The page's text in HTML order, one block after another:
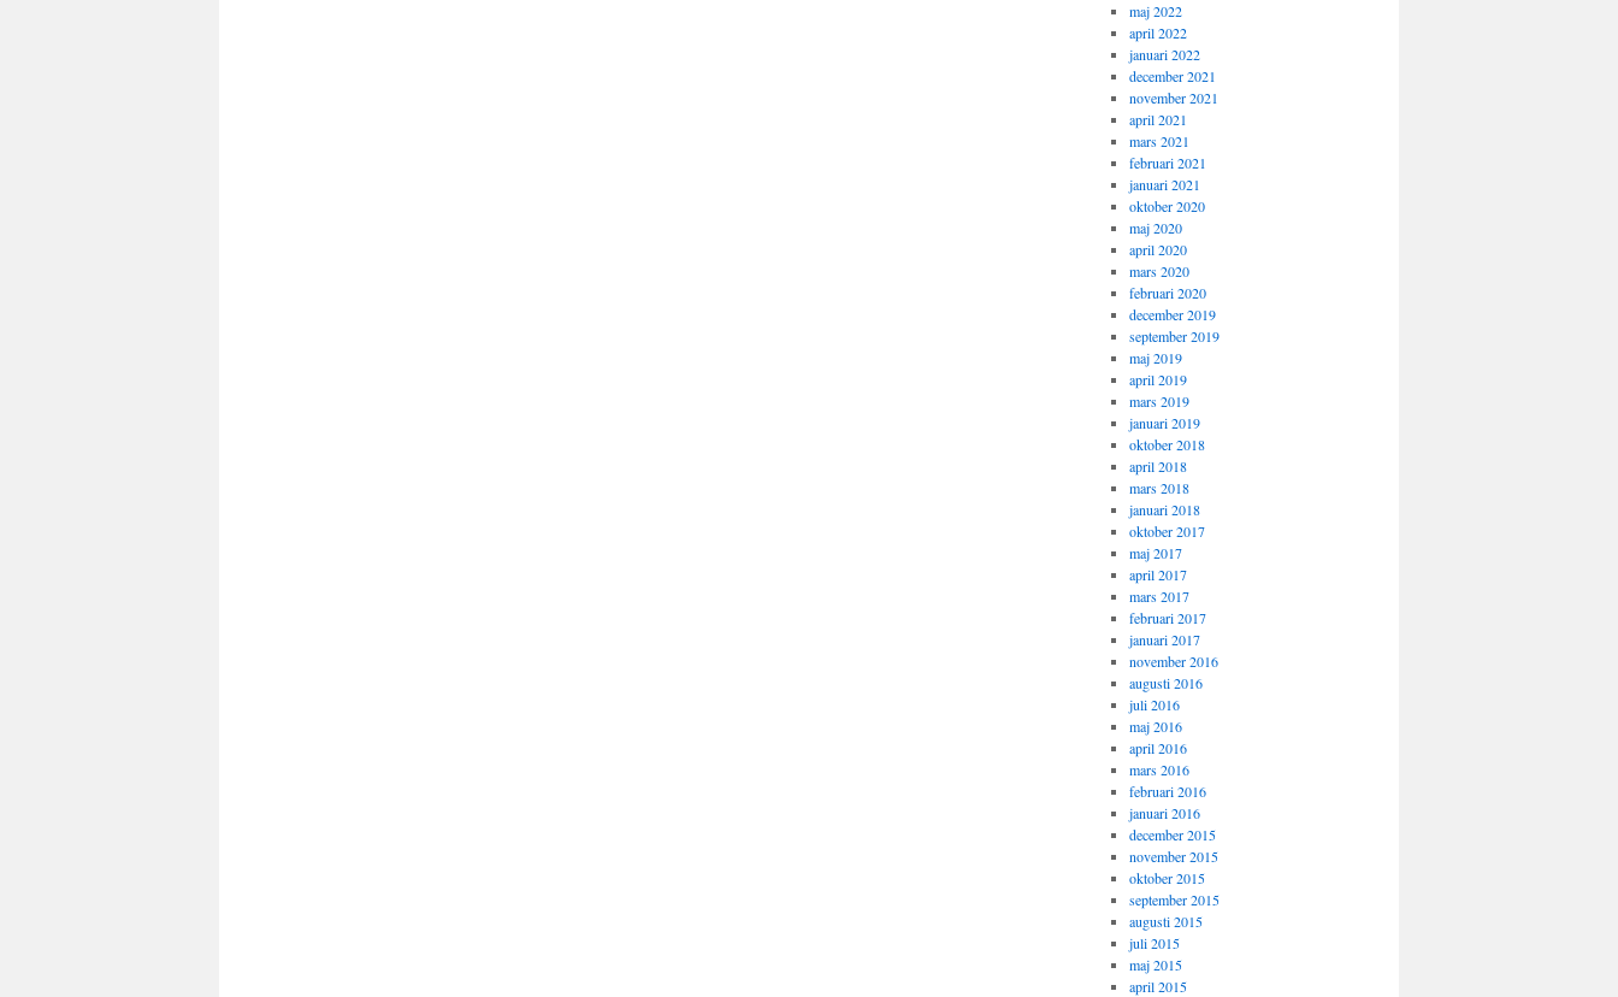
maj 2022
april 2022
januari 2022
december 2021
november 2021
april 2021
mars 2021
februari 2021
januari 2021
oktober 2020
maj 2020
april 2020
mars 2020
februari 2020
december 2019
september 2019
maj 2019
april 2019
mars 2019
januari 2019
oktober 2018
april 2018
mars 2018
januari 2018
oktober 2017
maj 2017
april 2017
mars 2017
februari 2017
januari 2017
november 2016
augusti 2016
juli 2016
maj 2016
april 2016
mars 2016
februari 2016
januari 2016
december 2015
november 2015
oktober 2015
september 2015
augusti 2015
juli 2015
maj 2015
april 2015